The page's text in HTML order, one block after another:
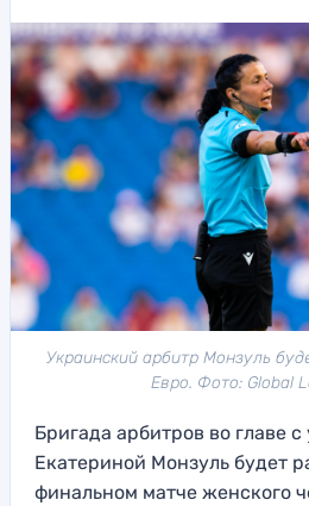
Украинский арбитр Монзуль
Евро. Фото: Global
Бригада арбитров во главе
Екатериной Монзуль будет
финальном матче женского